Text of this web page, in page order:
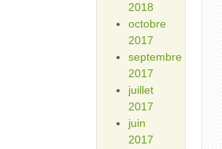
2018
octobre
2017
septembre
2017
juillet
2017
juin
2017